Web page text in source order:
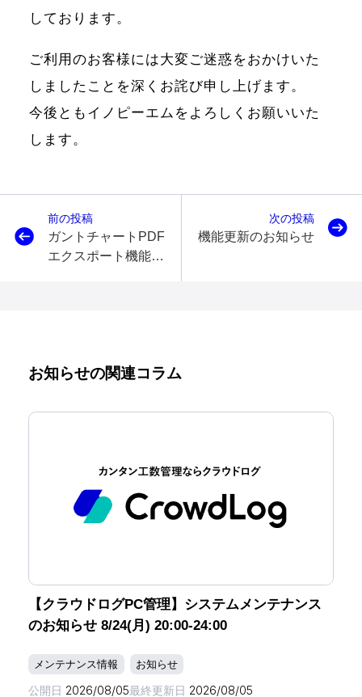
しております。
ご利用のお客様には大変ご迷惑をおかけいた
しましたことを深くお詫び申し上げます。
今後ともイノピーエムをよろしくお願いいた
します。
前の投稿
ガントチャートPDF
エクスポート機能の
次の投稿
機能更新のお知らせ
お知らせの関連コラム
【クラウドログPC管理】システムメンテナンス
のお知らせ 8/24(月) 20:00-24:00
メンテナンス情報 お知らせ
公開日 2026/08/05最終更新日 2026/08/05